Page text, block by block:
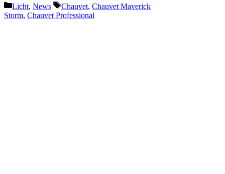
Kategorien
Licht, News Schlagwörter
Chauvet, Chauvet Maverick
Storm, Chauvet Professional